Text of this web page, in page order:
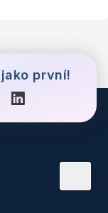
první!